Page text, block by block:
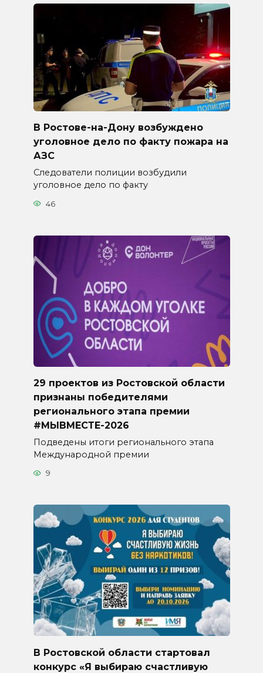
В Ростове-на-Дону возбуждено
уголовное дело по факту пожара на
АЗС
Следователи полиции возбудили
уголовное дело по факту
46
29 проектов из Ростовской области
признаны победителями
регионального этапа премии
#МЫВМЕСТЕ-2026
Подведены итоги регионального этапа
Международной премии
9
В Ростовской области стартовал
конкурс «Я выбираю счастливую